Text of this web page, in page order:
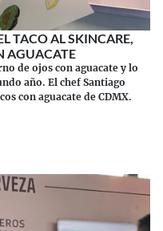
TACO AL SKINCARE,
AGUACATE
de ojos con aguacate y lo
año. El chef Santiago
con aguacate de CDMX.